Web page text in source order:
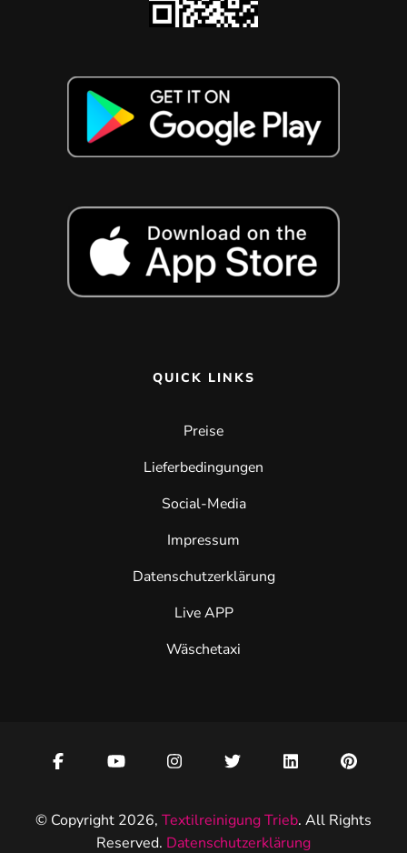
QUICK LINKS
Preise
Lieferbedingungen
Social-Media
Impressum
Datenschutzerklärung
Live APP
Wäschetaxi
© Copyright 2026, Textilreinigung Trieb. All Rights
Reserved. Datenschutzerklärung